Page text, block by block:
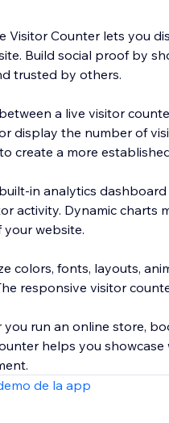
Visitor Counter lets you
Build social proof by
trusted by others.
a live visitor
display the number of
create a more
in analytics
activity. Dynamic charts
your website.
colors, fonts, layouts,
responsive visitor
run an online store,
helps you
de la app